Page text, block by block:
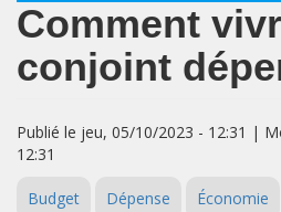
Comment
conjoint
Publié le jeu, 05/10/2023 - 12:31 |
12:31
Budget Dépense Économie